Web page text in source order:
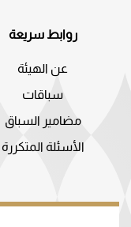
روابط سريعة
عن الهيئة
سباقات
مضامير السباق
الأسئلة المتكررة